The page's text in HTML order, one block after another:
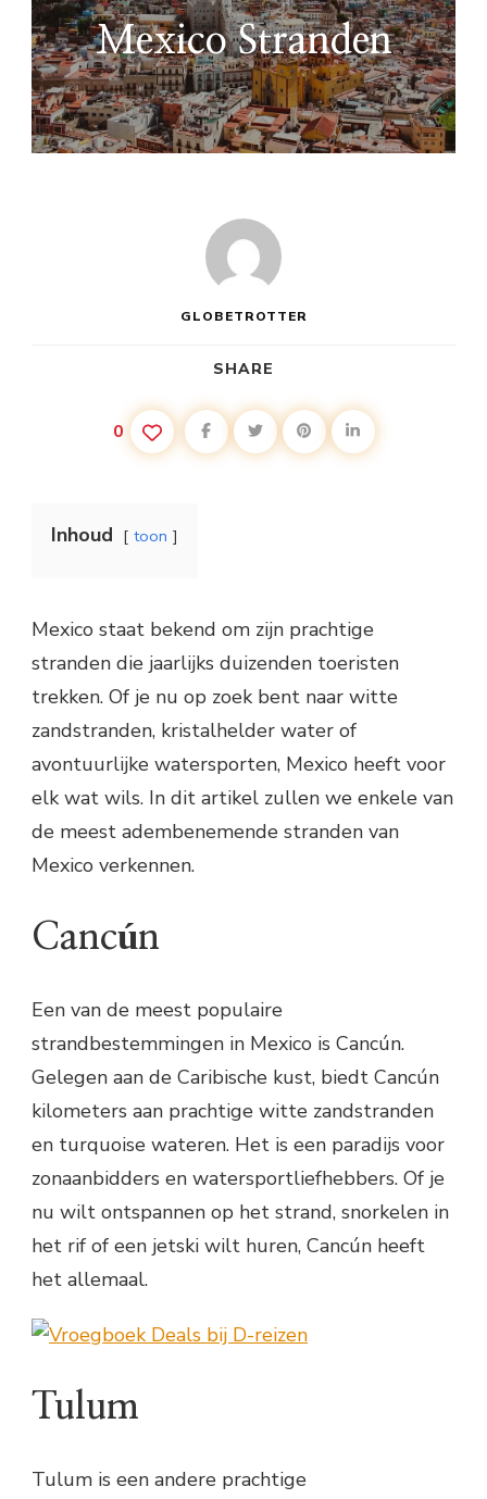
Mexico Stranden
GLOBETROTTER
SHARE
0
Inhoud toon
Mexico staat bekend om zijn prachtige
stranden die jaarlijks duizenden toeristen
trekken. Of je nu op zoek bent naar witte
zandstranden, kristalhelder water of
avontuurlijke watersporten, Mexico heeft voor
elk wat wils. In dit artikel zullen we enkele van
de meest adembenemende stranden van
Mexico verkennen.
Cancún
Een van de meest populaire
strandbestemmingen in Mexico is Cancún.
Gelegen aan de Caribische kust, biedt Cancún
kilometers aan prachtige witte zandstranden
en turquoise wateren. Het is een paradijs voor
zonaanbidders en watersportliefhebbers. Of je
nu wilt ontspannen op het strand, snorkelen in
het rif of een jetski wilt huren, Cancún heeft
het allemaal.
Tulum
Tulum is een andere prachtige